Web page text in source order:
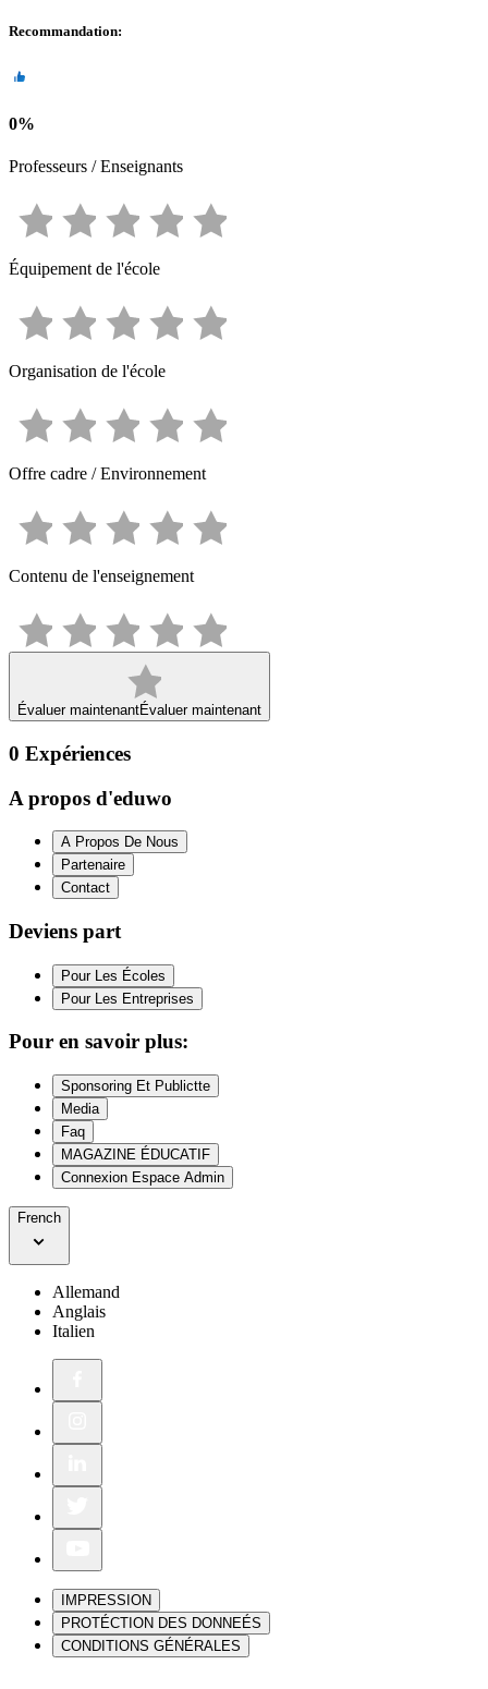
Recommandation:
0%
Professeurs / Enseignants
Équipement de l'école
Organisation de l'école
Offre cadre / Environnement
Contenu de l'enseignement
Évaluer maintenantÉvaluer maintenant
0 Expériences
A propos d'eduwo
A Propos De Nous
Partenaire
Contact
Deviens part
Pour Les Écoles
Pour Les Entreprises
Pour en savoir plus:
Sponsoring Et Publictte
Media
Faq
MAGAZINE ÉDUCATIF
Connexion Espace Admin
French
Allemand
Anglais
Italien
IMPRESSION
PROTÉCTION DES DONNEÉS
CONDITIONS GÉNÉRALES